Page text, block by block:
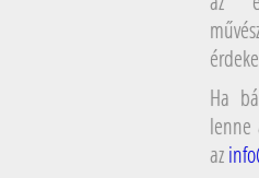
Ha
lenne
az